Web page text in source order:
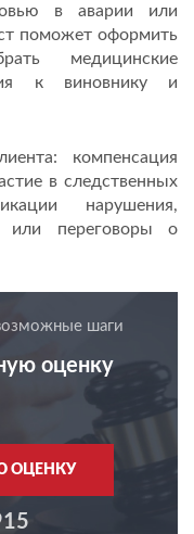
в аварии или
поможет оформить
медицинские
к виновнику и
компенсация
в следственных
нарушения,
или переговоры о
шаги
оценку
ОЦЕНКУ